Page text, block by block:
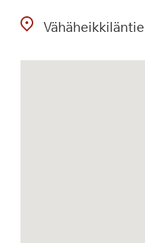
Vähäheikkiläntie